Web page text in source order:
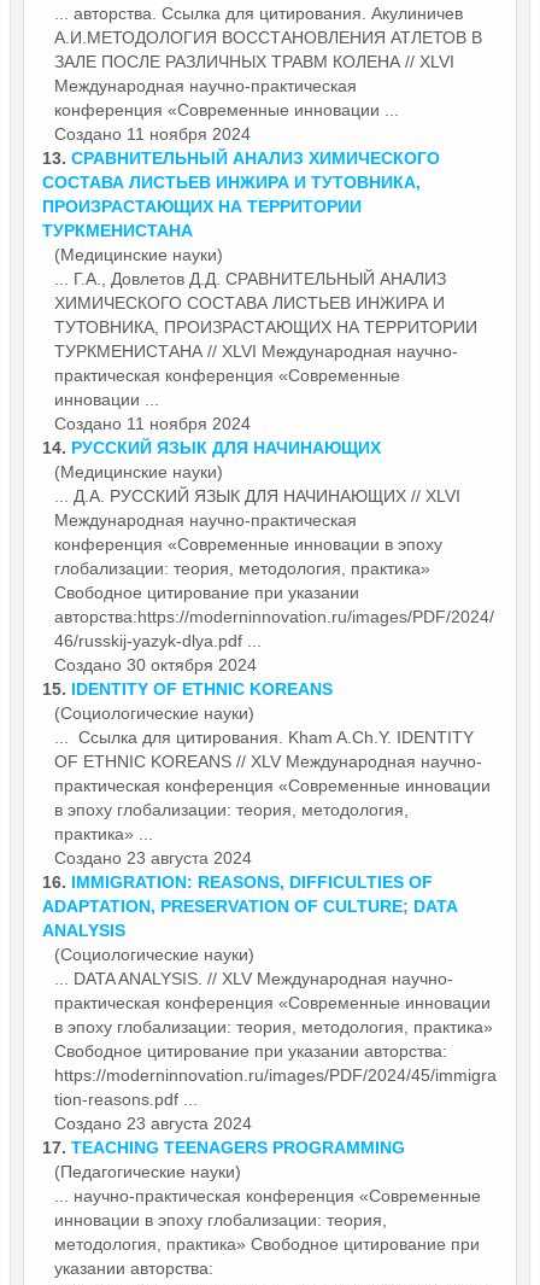
... авторства. Ссылка для цитирования. Акулиничев
А.И.МЕТОДОЛОГИЯ ВОССТАНОВЛЕНИЯ АТЛЕТОВ В
ЗАЛЕ ПОСЛЕ РАЗЛИЧНЫХ ТРАВМ КОЛЕНА // XLVI
Международная научно-практическая
конференция «Современные инновации
Создано 11 ноября 2024
13. СРАВНИТЕЛЬНЫЙ АНАЛИЗ ХИМИЧЕСКОГО
СОСТАВА ЛИСТЬЕВ ИНЖИРА И ТУТОВНИКА,
ПРОИЗРАСТАЮЩИХ НА ТЕРРИТОРИИ
ТУРКМЕНИСТАНА
(Медицинские науки)
... Г.А., Довлетов Д.Д. СРАВНИТЕЛЬНЫЙ АНАЛИЗ
ХИМИЧЕСКОГО СОСТАВА ЛИСТЬЕВ ИНЖИРА И
ТУТОВНИКА, ПРОИЗРАСТАЮЩИХ НА ТЕРРИТОРИИ
ТУРКМЕНИСТАНА // XLVI Международная научно-
практическая конференция «Современные
инновации
Создано 11 ноября 2024
14. РУССКИЙ ЯЗЫК ДЛЯ НАЧИНАЮЩИХ
(Медицинские науки)
... Д.А. РУССКИЙ ЯЗЫК ДЛЯ НАЧИНАЮЩИХ // XLVI
Международная научно-практическая
конференция «Современные инновации в эпоху
глобализации: теория, методология, практика»
Свободное цитирование при указании
авторства:https://moderninnovation.ru/images/PDF/2024/
46/russkij-yazyk-dlya.pdf ...
Создано 30 октября 2024
15. IDENTITY OF ETHNIC KOREANS
(Социологические науки)
... Ссылка для цитирования. Kham A.Ch.Y. IDENTITY
OF ETHNIC KOREANS // XLV Международная научно-
практическая конференция «Современные инновации
в эпоху глобализации: теория, методология,
практика» ...
Создано 23 августа 2024
16. IMMIGRATION: REASONS, DIFFICULTIES OF
ADAPTATION, PRESERVATION OF CULTURE; DATA
ANALYSIS
(Социологические науки)
... DATA ANALYSIS. // XLV Международная научно-
практическая конференция «Современные инновации
в эпоху глобализации: теория, методология, практика»
Свободное цитирование при указании авторства:
https://moderninnovation.ru/images/PDF/2024/45/immigra
tion-reasons.pdf ...
Создано 23 августа 2024
17. TEACHING TEENAGERS PROGRAMMING
(Педагогические науки)
... научно-практическая конференция «Современные
инновации в эпоху глобализации: теория,
методология, практика» Свободное цитирование при
указании авторства: